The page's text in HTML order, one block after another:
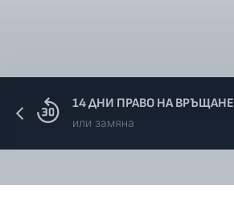
14 ДНИ ПРАВО НА ВРЪЩАНЕ
или замяна